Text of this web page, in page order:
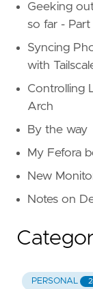
Geeking
so far - Part
Syncing
with
Controlling
Arch
By the way
My Fefora
New
Notes on
PERSONAL